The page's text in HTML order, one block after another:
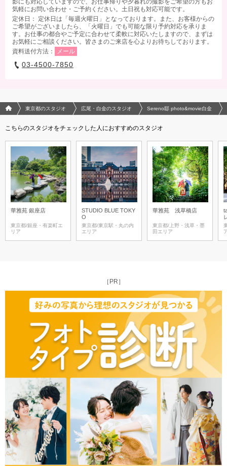
気軽にお問い合わせ・ご予約ください。土日祝も対応可能です。
定休日： 定休日は「毎週火曜日」となっております。また、お客様からの
ご希望がございましたら、「火曜日」でも可能な限り予約対応を承りま
す。お仕事の都合やご予定に合わせて柔軟に対応いたしますので、まずは
お気軽にご相談ください。皆さまのご来店を心よりお待ちしております。
資料送付方法：
メール
03-4500-7850
フォトウエディング/結婚写真のPhotorait ホーム
東京都のスタジオ 広尾・白金のスタジオ Sereno邸 photo&movie白金
こちらのスタジオをチェックした人におすすめのスタジオ
華雅苑 銀座店
東京都/銀座・有楽町エ
リア
STUDIO BLUE TOKY
O
東京都/東京駅・丸の内
エリア
華雅苑 浅草橋店
東京都/上野・浅草・墨
田エリア
［PR］